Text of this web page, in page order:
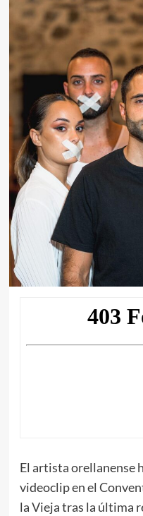
El artista orellanense
videoclip en el
la Vieja tras la última